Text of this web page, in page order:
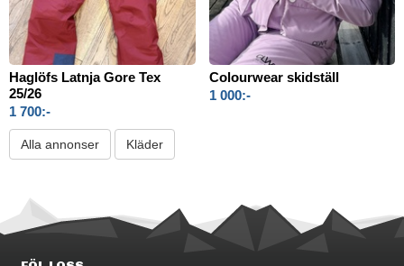
Haglöfs Latnja Gore Tex
25/26
1 700:-
Colourwear skidställ
1 000:-
Alla annonser Kläder